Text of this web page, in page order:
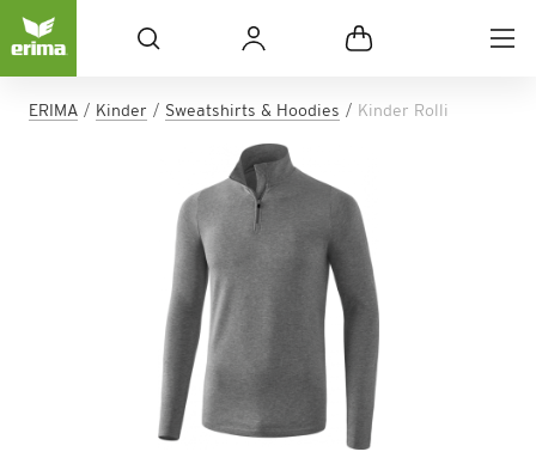
ERIMA Kinder Sweatshirts & Hoodies Kinder Rolli